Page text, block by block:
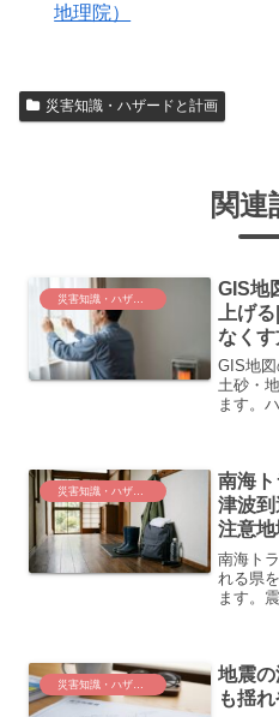
地理院）
災害知識・ハザードと計画
関連
GIS地
上げ
なく
GIS地図
土砂・
ます。
災害知識・ハザードと計画
南海
津波
注意地
南海ト
れる県
ます。
災害知識・ハザードと計画
地震
も揺